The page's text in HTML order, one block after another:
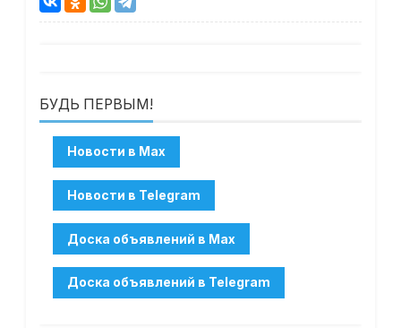
БУДЬ ПЕРВЫМ!